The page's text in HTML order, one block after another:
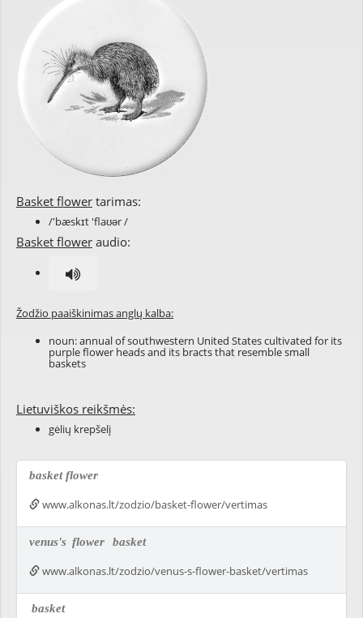
Basket flower tarimas:
/'bæskɪt 'flaʊər /
Basket flower audio:
Žodžio paaiškinimas anglų kalba:
noun: annual of southwestern United States cultivated for its
purple flower heads and its bracts that resemble small
baskets
Lietuviškos reikšmės:
gėlių krepšelį
basket flower
www.alkonas.lt/zodzio/basket-flower/vertimas
venus's flower basket
www.alkonas.lt/zodzio/venus-s-flower-basket/vertimas
basket